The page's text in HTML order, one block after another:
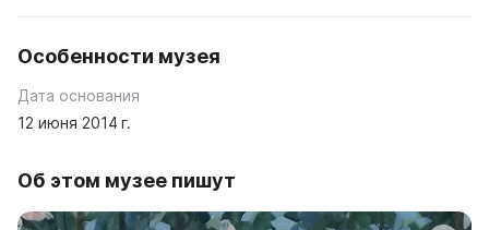
Особенности музея
Дата основания
12 июня 2014 г.
Об этом музее пишут